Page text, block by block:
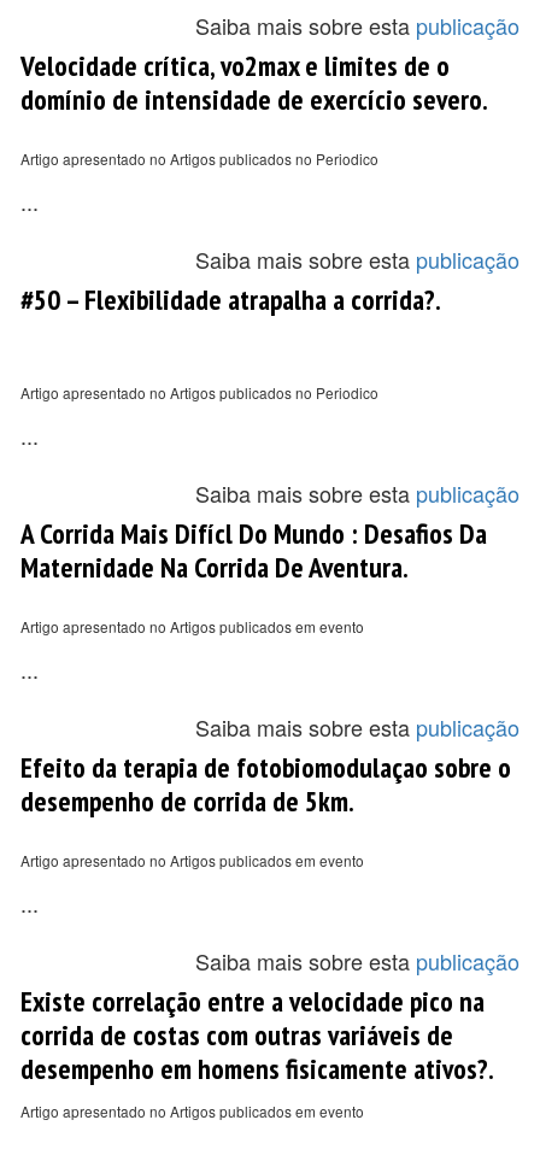
Saiba mais sobre esta publicação
Velocidade crítica, vo2max e limites de o
domínio de intensidade de exercício severo.
Artigo apresentado no Artigos publicados no Periodico
...
Saiba mais sobre esta publicação
#50 – Flexibilidade atrapalha a corrida?.
Artigo apresentado no Artigos publicados no Periodico
...
Saiba mais sobre esta publicação
A Corrida Mais Difícl Do Mundo : Desafios Da
Maternidade Na Corrida De Aventura.
Artigo apresentado no Artigos publicados em evento
...
Saiba mais sobre esta publicação
Efeito da terapia de fotobiomodulaçao sobre o
desempenho de corrida de 5km.
Artigo apresentado no Artigos publicados em evento
...
Saiba mais sobre esta publicação
Existe correlação entre a velocidade pico na
corrida de costas com outras variáveis de
desempenho em homens fisicamente ativos?.
Artigo apresentado no Artigos publicados em evento